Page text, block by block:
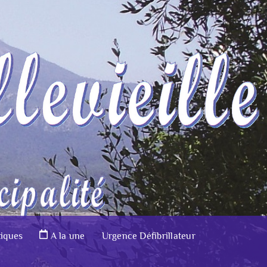
A la une Urgence Défibrillateur